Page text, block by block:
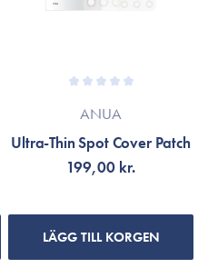
ANUA
Ultra-Thin Spot Cover Patch
199,00 kr.
LÄGG TILL KORGEN